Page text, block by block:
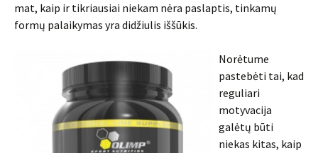
mat, kaip ir tikriausiai niekam nėra paslaptis, tinkamų
formų palaikymas yra didžiulis iššūkis.
Norėtume
pastebėti tai, kad
reguliari
motyvacija
galėtų būti
niekas kitas, kaip